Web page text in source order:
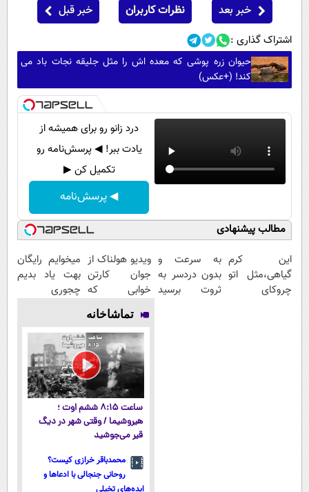
خبر بعد نظرات کاربران خبر قبل
اشتراک گذاری :
حیوان زره پوشی که معده اش را مثل جلیقه نجات باد می
کند! (+عکس)
درد زانو رو برای همیشه از
یادت ببر! ◀ پرسش‌نامه رو
تکمیل کن ▶
◀ پرسش‌نامه
مطالب پیشنهادی
این کرم
گیاهی،مثل اتو
چروکای
به سرعت و
بدون دردسر به
ثروت برسید
ویدیو هولناک از
جوان کارتن
خوابی که
میلیاردر شد.
آموزش رایگان
میخوایم رایگان
بهت یاد بدیم
چجوری
مجانیه
تماشاخانه
ساعت ۸:۱۵ ششم اوت ؛
هیروشیما / وقتی شهر در دیگ
قیر می‌جوشید
محمدباقر خرازی کیست؟
روحانی جنجالی با ادعاها و
ایده‌های تخیلی